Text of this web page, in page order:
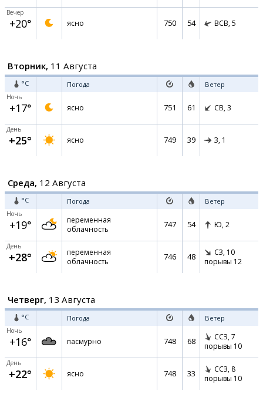
Вечер
+20° ясно 750 54 ВСВ, 5
Вторник, 11 Августа
°C Погода Ветер
Ночь
+17° ясно 751 61 СВ, 3
День
+25° ясно 749 39 З, 1
Среда, 12 Августа
°C Погода Ветер
Ночь
+19°
переменная
облачность
747 54 Ю, 2
День
+28°
переменная
облачность
746 48 СЗ, 10
порывы 12
Четверг, 13 Августа
°C Погода Ветер
Ночь
+16° пасмурно 748 68 ССЗ, 7
порывы 10
День
+22° ясно 748 33 ССЗ, 8
порывы 10